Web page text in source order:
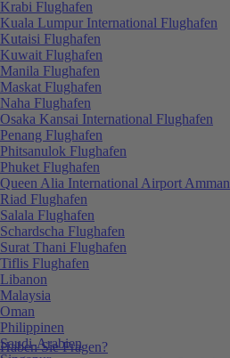
Haben Sie Fragen?
Krabi Flughafen
Kuala Lumpur International Flughafen
Kutaisi Flughafen
Kuwait Flughafen
Manila Flughafen
Maskat Flughafen
Naha Flughafen
Osaka Kansai International Flughafen
Penang Flughafen
Phitsanulok Flughafen
Phuket Flughafen
Queen Alia International Airport Amman
Riad Flughafen
Salala Flughafen
Schardscha Flughafen
Surat Thani Flughafen
Tiflis Flughafen
Libanon
Malaysia
Oman
Philippinen
Saudi-Arabien